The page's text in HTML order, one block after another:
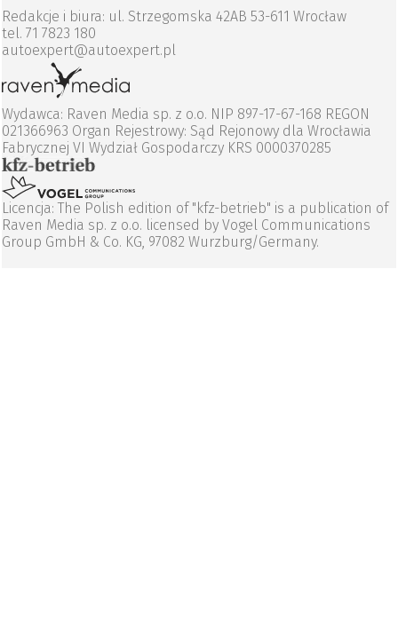
Redakcje i biura: ul. Strzegomska 42AB 53-611 Wrocław
tel. 71 7823 180
autoexpert@autoexpert.pl
Wydawca: Raven Media sp. z o.o. NIP 897-17-67-168 REGON
021366963 Organ Rejestrowy: Sąd Rejonowy dla Wrocławia
Fabrycznej VI Wydział Gospodarczy KRS 0000370285
Licencja: The Polish edition of "kfz-betrieb" is a publication of
Raven Media sp. z o.o. licensed by Vogel Communications
Group GmbH & Co. KG, 97082 Wurzburg/Germany.